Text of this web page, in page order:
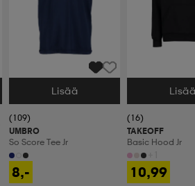
Valitse Koko
Lisää
(109)
UMBRO
So Score Tee Jr
8,-
Valitse Koko
(16)
TAKEOFF
Basic Hood Jr
10,99